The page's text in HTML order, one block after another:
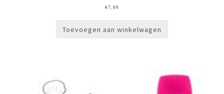
€7,99
Toevoegen aan winkelwagen